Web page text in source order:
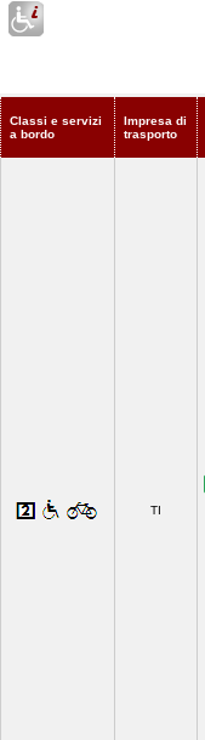
Classi e servizi
a bordo
Impresa di
trasporto
TI